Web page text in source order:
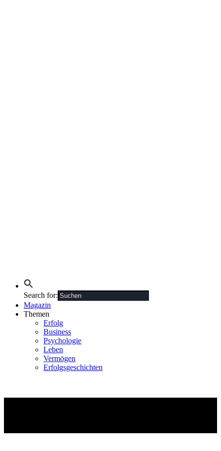
Search for:
Magazin
Themen
Erfolg
Business
Psychologie
Leben
Vermögen
Erfolgsgeschichten